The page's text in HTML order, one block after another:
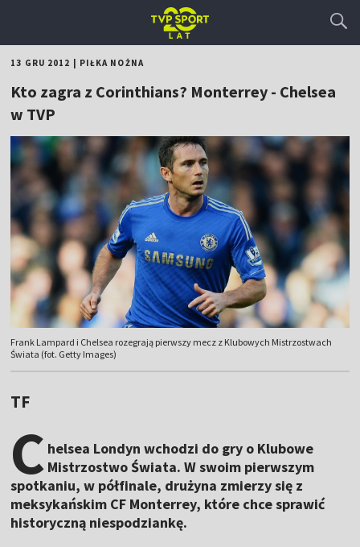
13 GRU 2012 PIŁKA NOŻNA
Kto zagra z Corinthians? Monterrey - Chelsea
w TVP
Frank Lampard i Chelsea rozegrają pierwszy mecz z Klubowych Mistrzostwach
Świata (fot. Getty Images)
TF
C helsea Londyn wchodzi do gry o Klubowe
Mistrzostwo Świata. W swoim pierwszym
spotkaniu, w półfinale, drużyna zmierzy się z
meksykańskim CF Monterrey, które chce sprawić
historyczną niespodziankę.